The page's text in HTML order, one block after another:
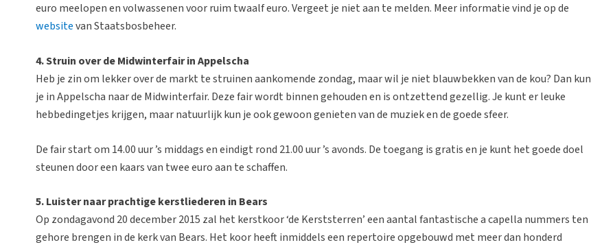
euro meelopen en volwassenen voor ruim twaalf euro. Vergeet je niet aan te melden. Meer informatie vind je op de
websitevan Staatsbosbeheer.
4. Struin over de Midwinterfair in Appelscha
Heb je zin om lekker over de markt te struinen aankomende zondag, maar wil je niet blauwbekken van de kou? Dan kun
je in Appelscha naar de Midwinterfair. Deze fair wordt binnen gehouden en is ontzettend gezellig. Je kunt er leuke
hebbedingetjes krijgen, maar natuurlijk kun je ook gewoon genieten van de muziek en de goede sfeer.
De fair start om 14.00 uur ’s middags en eindigt rond 21.00 uur ’s avonds. De toegang is gratis en je kunt het goede doel
steunen door een kaars van twee euro aan te schaffen.
5. Luister naar prachtige kerstliederen in Bears
Op zondagavond 20 december 2015 zal het kerstkoor ‘de Kerststerren’ een aantal fantastische a capella nummers ten
gehore brengen in de kerk van Bears. Het koor heeft inmiddels een repertoire opgebouwd met meer dan honderd